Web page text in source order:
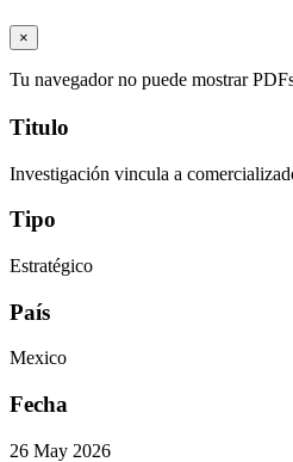
×
Tu navegador no puede mostrar
Titulo
Investigación vincula a
Tipo
Estratégico
País
Mexico
Fecha
26 May 2026